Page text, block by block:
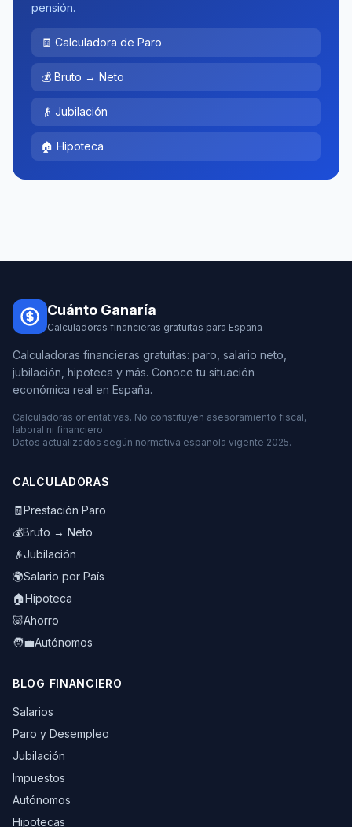
pensión.
🧾 Calculadora de Paro
💰 Bruto → Neto
👴 Jubilación
🏠 Hipoteca
Cuánto Ganaría
Calculadoras financieras gratuitas para España
Calculadoras financieras gratuitas: paro, salario neto,
jubilación, hipoteca y más. Conoce tu situación
económica real en España.
Calculadoras orientativas. No constituyen asesoramiento fiscal,
laboral ni financiero.
Datos actualizados según normativa española vigente 2025.
CALCULADORAS
🧾Prestación Paro
💰Bruto → Neto
👴Jubilación
🌍Salario por País
🏠Hipoteca
🐷Ahorro
🧑‍💼Autónomos
BLOG FINANCIERO
Salarios
Paro y Desempleo
Jubilación
Impuestos
Autónomos
Hipotecas